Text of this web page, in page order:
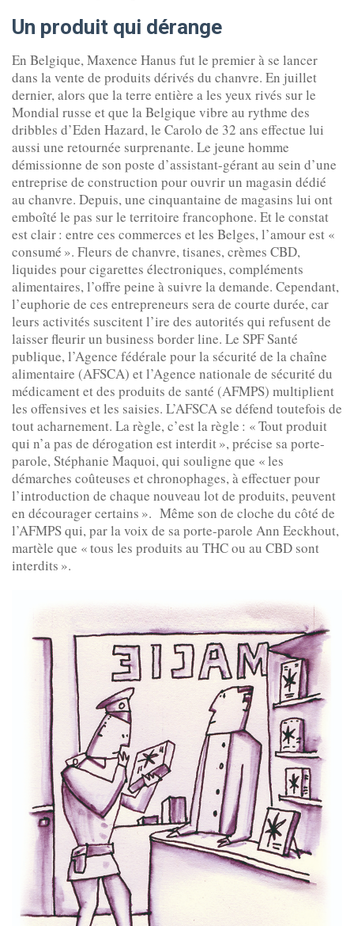
Un produit qui dérange
En Belgique, Maxence Hanus fut le premier à se lancer
dans la vente de produits dérivés du chanvre. En juillet
dernier, alors que la terre entière a les yeux rivés sur le
Mondial russe et que la Belgique vibre au rythme des
dribbles d’Eden Hazard, le Carolo de 32 ans effectue lui
aussi une retournée surprenante. Le jeune homme
démissionne de son poste d’assistant-gérant au sein d’une
entreprise de construction pour ouvrir un magasin dédié
au chanvre. Depuis, une cinquantaine de magasins lui ont
emboîté le pas sur le territoire francophone. Et le constat
est clair : entre ces commerces et les Belges, l’amour est «
consumé ». Fleurs de chanvre, tisanes, crèmes CBD,
liquides pour cigarettes électroniques, compléments
alimentaires, l’offre peine à suivre la demande. Cependant,
l’euphorie de ces entrepreneurs sera de courte durée, car
leurs activités suscitent l’ire des autorités qui refusent de
laisser fleurir un business border line. Le SPF Santé
publique, l’Agence fédérale pour la sécurité de la chaîne
alimentaire (AFSCA) et l’Agence nationale de sécurité du
médicament et des produits de santé (AFMPS) multiplient
les offensives et les saisies. L’AFSCA se défend toutefois de
tout acharnement. La règle, c’est la règle : « Tout produit
qui n’a pas de dérogation est interdit », précise sa porte-
parole, Stéphanie Maquoi, qui souligne que « les
démarches coûteuses et chronophages, à effectuer pour
l’introduction de chaque nouveau lot de produits, peuvent
en décourager certains ». Même son de cloche du côté de
l’AFMPS qui, par la voix de sa porte-parole Ann Eeckhout,
martèle que « tous les produits au THC ou au CBD sont
interdits ».